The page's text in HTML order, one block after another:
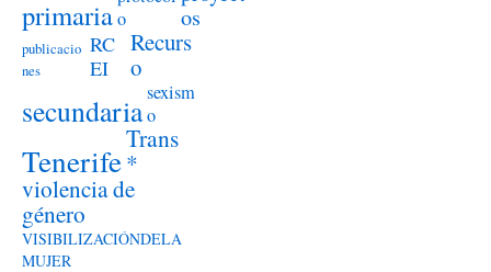
primariao
os
publicacio
nes
RC
EI
Recurs
o
secundariasexism
o
Tenerife
Trans
*
violencia de
género
VISIBILIZACIÓNDELA
MUJER